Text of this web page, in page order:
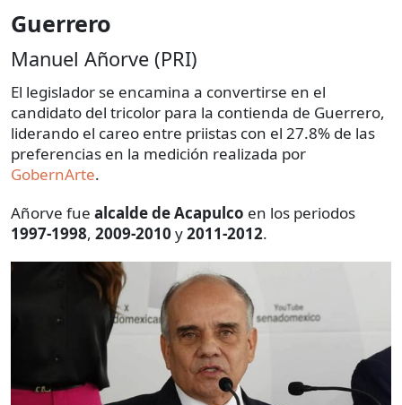
Guerrero
Manuel Añorve (PRI)
El legislador se encamina a convertirse en el
candidato del tricolor para la contienda de Guerrero,
liderando el careo entre priistas con el 27.8% de las
preferencias en la medición realizada por
GobernArte.
Añorve fue alcalde de Acapulco en los periodos
1997-1998, 2009-2010 y2011-2012.